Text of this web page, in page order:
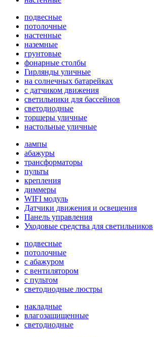
подвесные
потолочные
настенные
наземные
грунтовые
фонарные столбы
Гирлянды уличные
на солнечных батарейках
с датчиком движения
светильники для бассейнов
светодиодные
торшеры уличные
настольные уличные
лампы
абажуры
трансформаторы
пульты
крепления
диммеры
WIFI модуль
Датчики движения и освещения
Панель управления
Уходовые средства для светильников
подвесные
потолочные
с абажуром
с вентилятором
с пультом
светодиодные люстры
накладные
влагозащищенные
светодиодные